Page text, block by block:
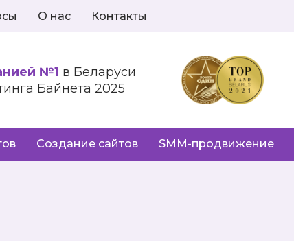
О нас Контакты
№1 в Беларуси
Байнета 2025
Создание сайтов SMM-продвижение